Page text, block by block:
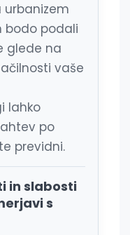
urbanizem
bodo podali
glede na
vaše
lahko
po
previdni.
in slabosti
s